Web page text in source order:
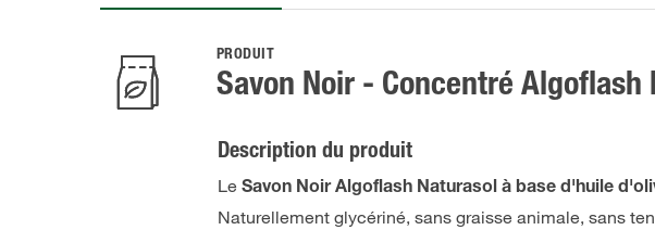
PRODUIT
Savon Noir - Concentré Algoflash
Description du produit
LeSavon Noir Algoflash Naturasol à base d'huile
Naturellement glycériné, sans graisse animale, sans